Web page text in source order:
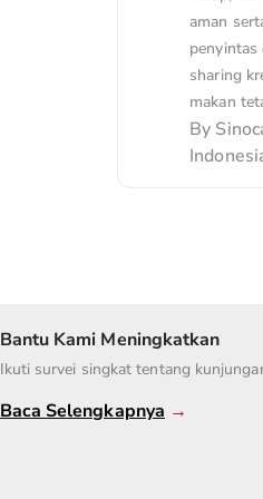
aman
penyintas
sharing
makan
By
Bantu Kami Meningkatkan
Ikuti survei singkat tentang
Baca Selengkapnya →